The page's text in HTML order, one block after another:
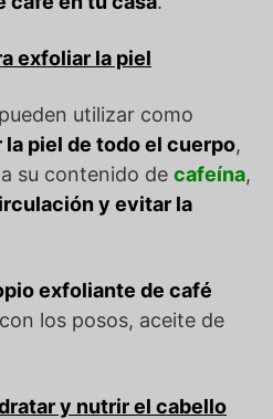
exfoliar la piel
utilizar como
piel de todo el cuerpo,
su contenido de cafeína,
y evitar la
exfoliante de café
los posos, aceite de
y nutrir el cabello